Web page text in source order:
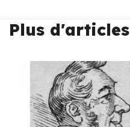
Plus d'articles